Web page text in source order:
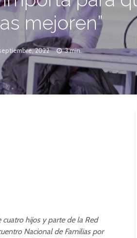
mejoren”
2022 3 min.
hijos y parte de la Red
Nacional de Familias por